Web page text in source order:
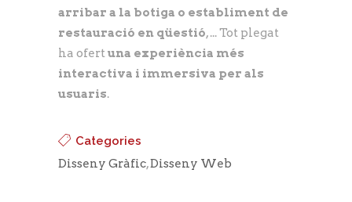
arribar a la botiga o establiment de
restauració en qüestió, ... Tot plegat
ha ofertuna experiència més
interactiva i immersiva per als
usuaris.
Categories
Disseny Gràfic,Disseny Web